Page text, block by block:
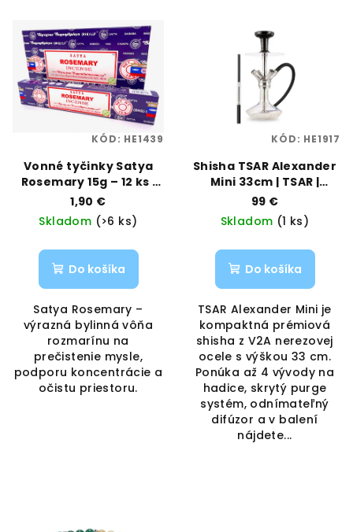
Vonné tyčinky Satya
Rosemary 15g – 12 ks |
Bylinná očista &
sústredenie |
Vaporama
1,90 €
Skladom (>6 ks)
Do košíka
Satya Rosemary –
výrazná bylinná vôňa
rozmarínu na
prečistenie mysle,
podporu koncentrácie a
očistu priestoru.
KÓD: HE1439
Shisha TSAR Alexander
Mini 33cm | TSAR |
VAPORAMA
99 €
Skladom (1 ks)
Do košíka
TSAR Alexander Mini je
kompaktná prémiová
shisha z V2A nerezovej
ocele s výškou 33 cm.
Ponúka až 4 vývody na
hadice, skrytý purge
systém, odnímateľný
difúzor a v balení
nájdete...
KÓD: HE1917